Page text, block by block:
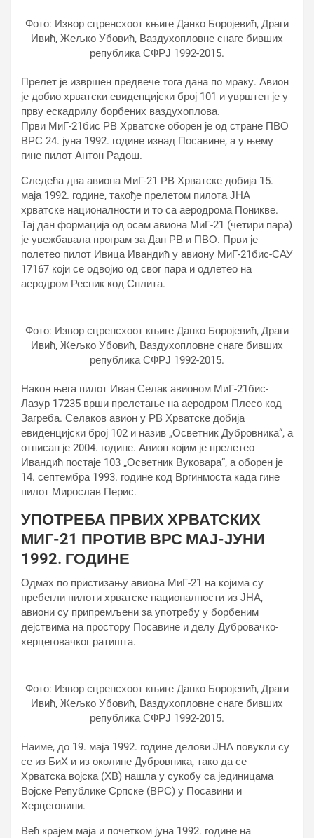
Фото: Извор сцренсхоот књиге Данко Боројевић, Драги
Ивић, Жељко Убовић, Ваздухопловне снаге бивших
република СФРЈ 1992-2015.
Прелет је извршен предвече тога дана по мраку. Авион
је добио хрватски евиденцијски број 101 и уврштен је у
прву ескадрилу борбених ваздухоплова.
Први МиГ-21бис РВ Хрватске оборен је од стране ПВО
ВРС 24. јуна 1992. године изнад Посавине, а у њему
гине пилот Антон Радош.
Следећа два авиона МиГ-21 РВ Хрватске добија 15.
маја 1992. године, такође прелетом пилота ЈНА
хрватске националности и то са аеродрома Поникве.
Тај дан формација од осам авиона МиГ-21 (четири пара)
је увежбавала програм за Дан РВ и ПВО. Први је
полетео пилот Ивица Ивандић у авиону МиГ-21бис-САУ
17167 који се одвојио од свог пара и одлетео на
аеродром Ресник код Сплита.
Фото: Извор сцренсхоот књиге Данко Боројевић, Драги
Ивић, Жељко Убовић, Ваздухопловне снаге бивших
република СФРЈ 1992-2015.
Након њега пилот Иван Селак авионом МиГ-21бис-
Лазур 17235 врши прелетање на аеродром Плесо код
Загреба. Селаков авион у РВ Хрватске добија
евиденцијски број 102 и назив „Осветник Дубровника“, а
отписан је 2004. године. Авион којим је прелетео
Ивандић постаје 103 „Осветник Вуковара“, а оборен је
14. септембра 1993. године код Вргинмоста када гине
пилот Мирослав Перис.
УПОТРЕБА ПРВИХ ХРВАТСКИХ
МИГ-21 ПРОТИВ ВРС МАЈ-ЈУНИ
1992. ГОДИНЕ
Одмах по пристизању авиона МиГ-21 на којима су
пребегли пилоти хрватске националности из ЈНА,
авиони су припремљени за употребу у борбеним
дејствима на простору Посавине и делу Дубровачко-
херцеговачког ратишта.
Фото: Извор сцренсхоот књиге Данко Боројевић, Драги
Ивић, Жељко Убовић, Ваздухопловне снаге бивших
република СФРЈ 1992-2015.
Наиме, до 19. маја 1992. године делови ЈНА повукли су
се из БиХ и из околине Дубровника, тако да се
Хрватска војска (ХВ) нашла у сукобу са јединицама
Војске Републике Српске (ВРС) у Посавини и
Херцеговини.
Већ крајем маја и почетком јуна 1992. године на